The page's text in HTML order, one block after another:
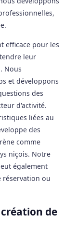
efficace pour les
leur
Nous
et développons
des
d'activité.
liées au
des
comme
niçois. Notre
également
réservation ou
de